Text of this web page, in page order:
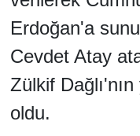
Erdoğan'a
Cevdet Atay
Zülkif
oldu.